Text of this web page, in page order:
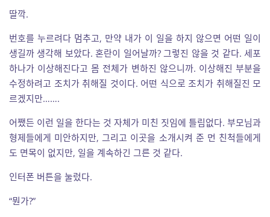
딸깍.
번호를 누르려다 멈추고, 만약 내가 이 일을 하지 않으면 어떤 일이
생길까 생각해 보았다. 혼란이 일어날까? 그렇진 않을 것 같다. 세포
하나가 이상해진다고 몸 전체가 변하진 않으니까. 이상해진 부분을
수정하려고 조치가 취해질 것이다. 어떤 식으로 조치가 취해질진 모
르겠지만…….
어쨌든 이런 일을 한다는 것 자체가 미친 짓임에 틀림없다. 부모님과
형제들에게 미안하지만, 그리고 이곳을 소개시켜 준 먼 친척들에게
도 면목이 없지만, 일을 계속하긴 그른 것 같다.
인터폰 버튼을 눌렀다.
“뭔가?”